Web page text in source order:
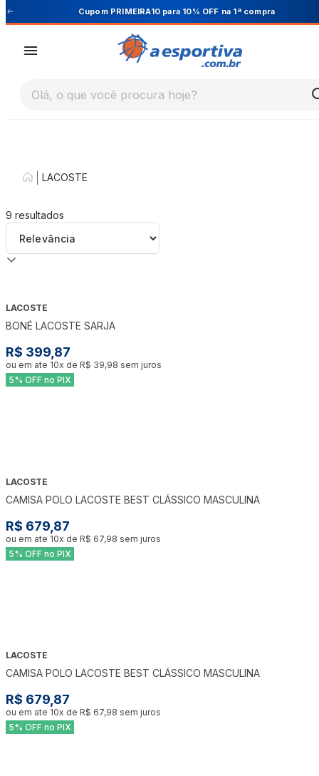
Cupom PRIMEIRA10 para 10% OFF na 1ª compra
Olá, o que você procura hoje?
LACOSTE
9 resultados
LACOSTE
BONÉ LACOSTE SARJA
R$ 399,87
ou em ate 10x de R$ 39,98 sem juros
5% OFF no PIX
LACOSTE
CAMISA POLO LACOSTE BEST CLÁSSICO MASCULINA
R$ 679,87
ou em ate 10x de R$ 67,98 sem juros
5% OFF no PIX
LACOSTE
CAMISA POLO LACOSTE BEST CLÁSSICO MASCULINA
R$ 679,87
ou em ate 10x de R$ 67,98 sem juros
5% OFF no PIX